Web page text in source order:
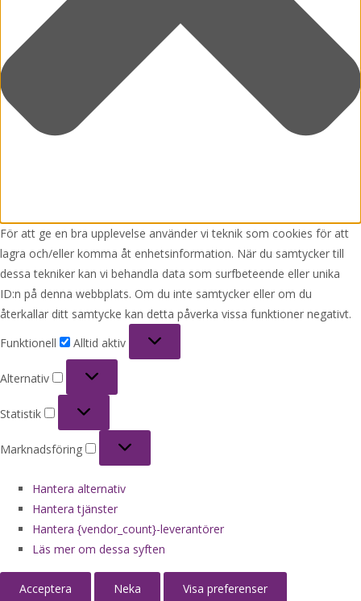
För att ge en bra upplevelse använder vi teknik som cookies för att
lagra och/eller komma åt enhetsinformation. När du samtycker till
dessa tekniker kan vi behandla data som surfbeteende eller unika
ID:n på denna webbplats. Om du inte samtycker eller om du
återkallar ditt samtycke kan detta påverka vissa funktioner negativt.
Funktionell
Alltid aktiv
Alternativ
Statistik
Marknadsföring
Hantera alternativ
Hantera tjänster
Hantera {vendor_count}-leverantörer
Läs mer om dessa syften
Acceptera Neka Visa preferenser